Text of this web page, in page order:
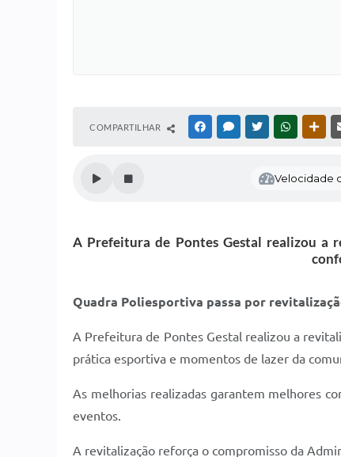
COMPARTILHAR FACEBOOKMESSENGER
TWITTERWHATSAPP
Velocidade
A Prefeitura de Pontes Gestal realizou a
Quadra Poliesportiva passa por
A Prefeitura de Pontes Gestal realizou a
prática esportiva e momentos de lazer da
As melhorias realizadas garantem melhores
eventos.
A revitalização reforça o compromisso da